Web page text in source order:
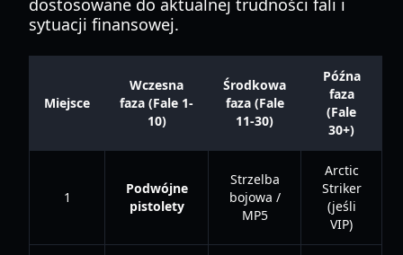
dostosowane do aktualnej trudności fali i
sytuacji finansowej.
Miejsce
Wczesna
faza (Fale 1-
10)
Środkowa
faza (Fale
11-30)
Późna
faza
(Fale
30+)
1
Podwójne
pistolety
Strzelba
bojowa /
MP5
Arctic
Striker
(jeśli
VIP)